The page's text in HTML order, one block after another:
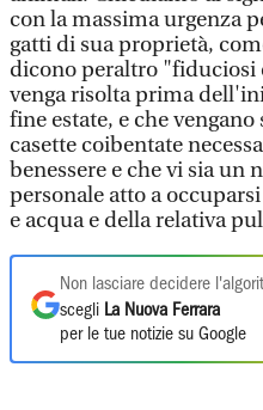
con la massima urgenza
gatti di sua proprietà,
dicono peraltro "fiduciosi
venga risolta prima
fine estate, e che
casette coibentate
benessere e che vi sia un
personale atto a
e acqua e della relativa
Non lasciare decidere
scegli La Nuova Ferrara
per le tue notizie su Google